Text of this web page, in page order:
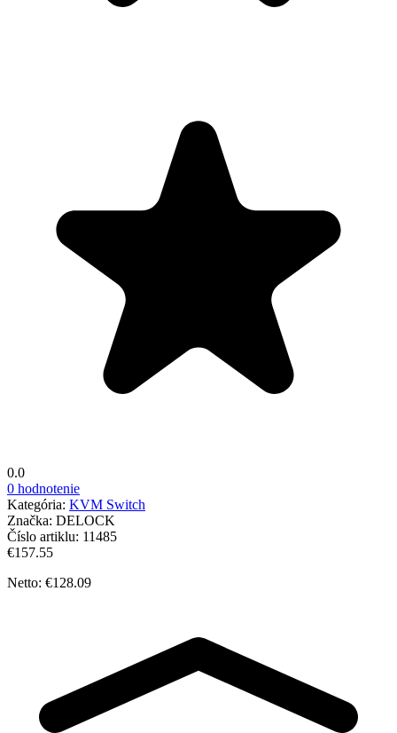
0.0
0 hodnotenie
Kategória: KVM Switch
Značka: DELOCK
Číslo artiklu: 11485
€157.55
Netto: €128.09